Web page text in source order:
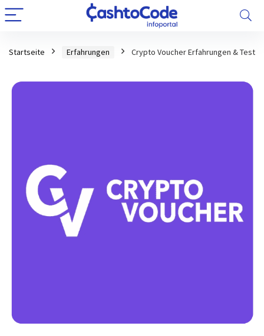
Startseite Erfahrungen Crypto Voucher Erfahrungen & Test